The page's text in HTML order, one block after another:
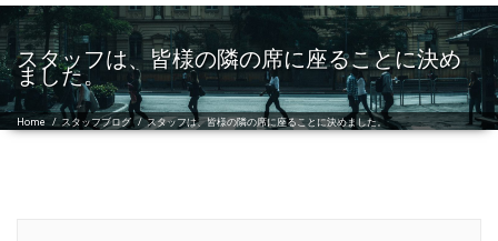
スタッフは、皆様の隣の席に座ることに決め
ました。
Home / スタッフブログ /スタッフは、皆様の隣の席に座ることに決めました。